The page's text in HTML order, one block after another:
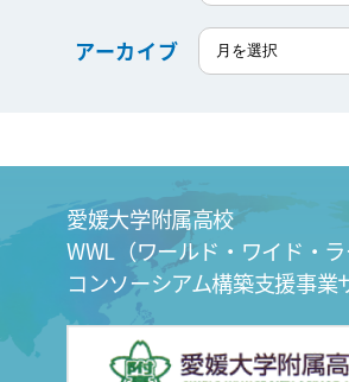
アーカイブ
愛媛大学附属高校
WWL（ワールド・ワイド・ラ
コンソーシアム構築支援事業